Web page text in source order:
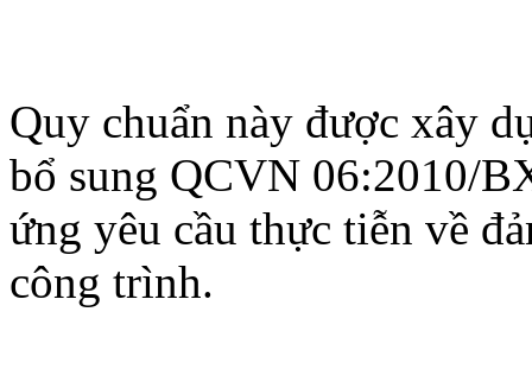
Quy chuẩn này được xây
bổ sung QCVN 06:2010/
ứng yêu cầu thực tiễn về
công trình.